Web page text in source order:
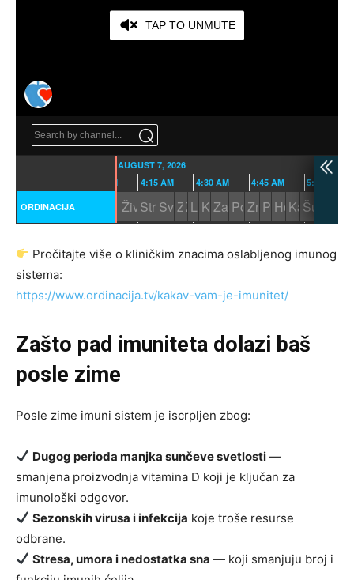
Pročitajte više o kliničkim znacima oslabljenog imunog
sistema:
https://www.ordinacija.tv/kakav-vam-je-imunitet/
Zašto pad imuniteta dolazi baš
posle zime
Posle zime imuni sistem je iscrpljen zbog:
Dugog perioda manjka sunčeve svetlosti —
smanjena proizvodnja vitamina D koji je ključan za
imunološki odgovor.
Sezonskih virusa i infekcija koje troše resurse
odbrane.
Stresa, umora i nedostatka sna — koji smanjuju broj i